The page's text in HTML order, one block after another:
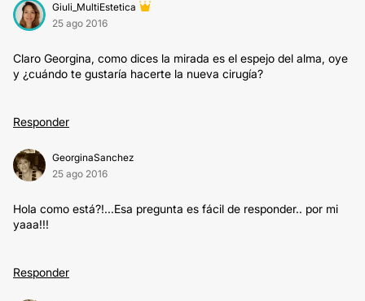
Giuli_MultiEstetica
25 ago 2016
Claro Georgina, como dices la mirada es el espejo del alma, oye
y ¿cuándo te gustaría hacerte la nueva cirugía?
Responder
GeorginaSanchez
25 ago 2016
Hola como está?!...Esa pregunta es fácil de responder.. por mi
yaaa!!!
Responder